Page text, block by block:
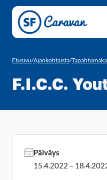
Siirry sivun sisältöön
Etusivu/Ajankohtaista/
F.I.C.C.
Päiväys
15.4.2022 –